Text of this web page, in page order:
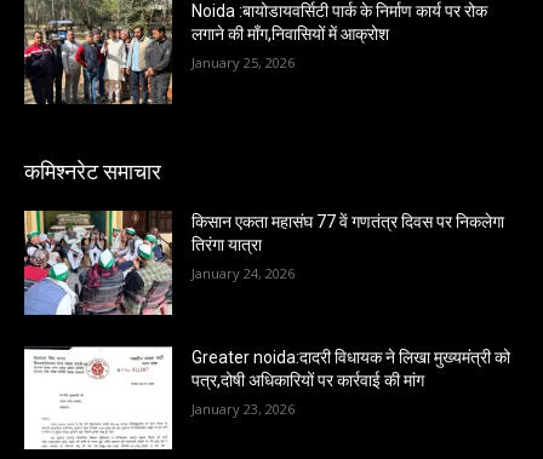
Noida :बायोडायवर्सिटी पार्क के निर्माण कार्य पर रोक
लगाने की माँग,निवासियों में आक्रोश
January 25, 2026
कमिश्नरेट समाचार
किसान एकता महासंघ 77 वें गणतंत्र दिवस पर निकलेगा
तिरंगा यात्रा
January 24, 2026
Greater noida:दादरी विधायक ने लिखा मुख्यमंत्री को
पत्र,दोषी अधिकारियों पर कार्रवाई की मांग
January 23, 2026